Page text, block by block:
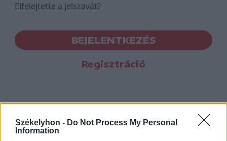
Székelyhon - Do Not Process My Personal
Information
Elfelejtette a jelszavát?
BEJELENTKEZÉS
Regisztráció